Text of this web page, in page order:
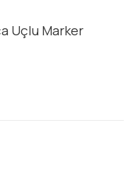
Uçlu Marker